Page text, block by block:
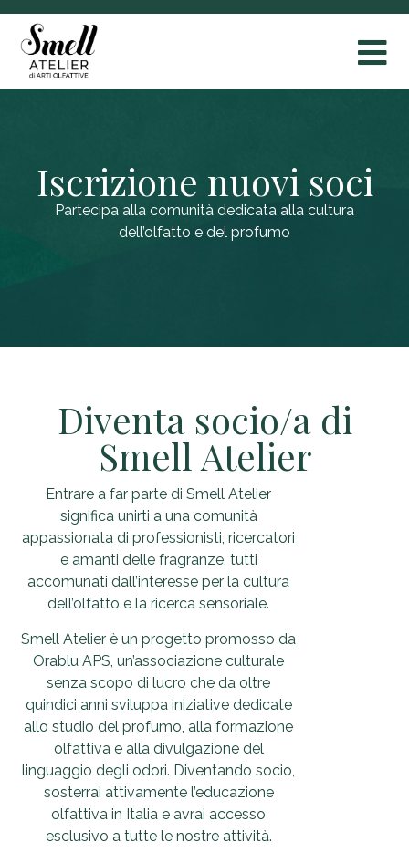
Iscrizione nuovi soci
Partecipa alla comunità dedicata alla cultura
dell’olfatto e del profumo
Diventa socio/a di
Smell Atelier
Entrare a far parte di Smell Atelier
significa unirti a una comunità
appassionata di professionisti, ricercatori
e amanti delle fragranze, tutti
accomunati dall’interesse per la cultura
dell’olfatto e la ricerca sensoriale.
Smell Atelier è un progetto promosso da
Orablu APS, un’associazione culturale
senza scopo di lucro che da oltre
quindici anni sviluppa iniziative dedicate
allo studio del profumo, alla formazione
olfattiva e alla divulgazione del
linguaggio degli odori. Diventando socio,
sosterrai attivamente l’educazione
olfattiva in Italia e avrai accesso
esclusivo a tutte le nostre attività.